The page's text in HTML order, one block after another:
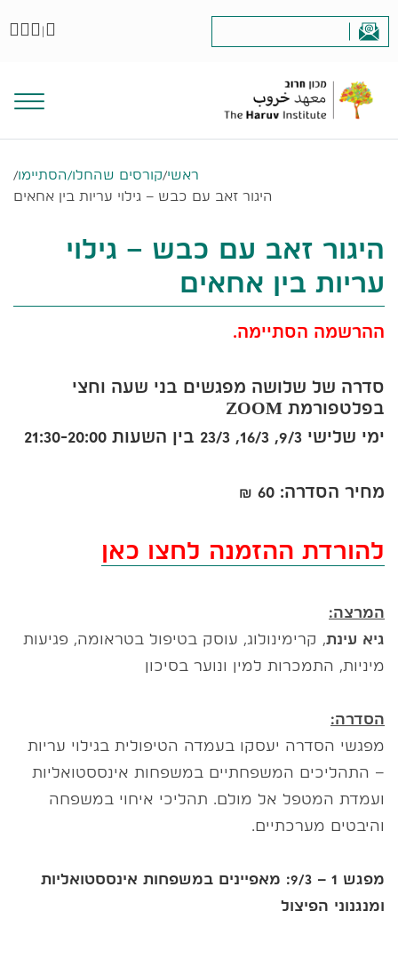
|
ראשי/קורסים שהחלו/הסתיימו/
היגור זאב עם כבש – גילוי עריות בין אחאים
היגור זאב עם כבש – גילוי
עריות בין אחאים
ההרשמה הסתיימה.
סדרה של שלושה מפגשים בני שעה וחצי
בפלטפורמת ZOOM
ימי שלישי 9/3, 16/3, 23/3 בין השעות 21:30-20:00
מחיר הסדרה: 60 ₪
להורדת ההזמנה לחצו כאן
המרצה:
גיא עינת, קרימינולוג, עוסק בטיפול בטראומה, פגיעות
מיניות, התמכרות למין ונוער בסיכון
הסדרה:
מפגשי הסדרה יעסקו בעמדה הטיפולית בגילוי עריות
– התהליכים המשפחתיים במשפחות אינססטואליות
ועמדת המטפל אל מולם. תהליכי איחוי במשפחה
והיבטים מערכתיים.
מפגש 1 – 9/3: מאפיינים במשפחות אינססטואליות
ומנגנוני הפיצול